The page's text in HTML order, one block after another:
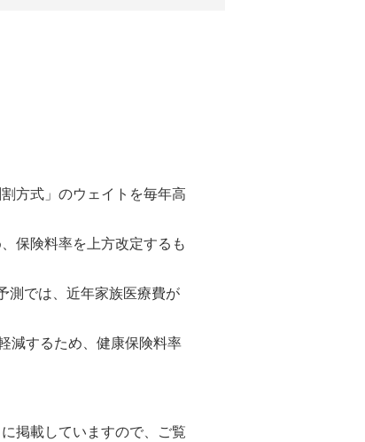
方式」のウェイトを毎年高
保険料率を上方改定するも
測では、近年家族医療費が
減するため、健康保険料率
掲載していますので、ご覧